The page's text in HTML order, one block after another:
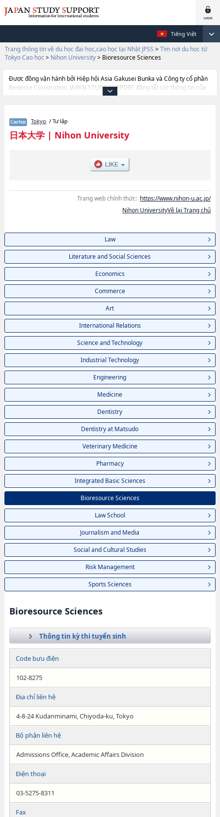
Tiếng Việt
Trang thông tin về du học đại học,cao học tại Nhật JPSS > Tìm nơi du học từ
Tokyo Cao học > Nihon University> Bioresource Sciences
Được đồng vận hành bởi Hiệp hội Asia Gakusei Bunka và Công ty cổ phần
Benesse Corporation, JAPAN STUDY SUPPORT đăng tải các thông tin của
khoảng 1.300 trường đại học, cao học, trường đại học ngắn hạn, trường
thiết dành cho du học sinh, như là về các LawhoặcLiterature and Social
ScienceshoặcEconomicshoặcCommercehoặcArthoặcInternational
RelationshoặcScience and TechnologyhoặcIndustrial
MatsudohoặcVeterinary MedicinehoặcPharmacyhoặcIntegrated Basic
ScienceshoặcBioresource ScienceshoặcLaw SchoolhoặcJournalism and
tuyển như số lượng tuyển sinh, số lượng trúng tuyển, cở sở trang thiết bị,
Tokyo / Tư lập
日本大学| Nihon University
Trang web chính thức: https://www.nihon-u.ac.jp/
Nihon UniversityVề lại Trang chủ
Law
Literature and Social Sciences
Economics
Commerce
Art
International Relations
Science and Technology
Industrial Technology
Engineering
Medicine
Dentistry
Dentistry at Matsudo
Veterinary Medicine
Pharmacy
Integrated Basic Sciences
Bioresource Sciences
Law School
Journalism and Media
Social and Cultural Studies
Risk Management
Sports Sciences
Bioresource Sciences
Thông tin kỳ thi tuyển sinh
Code bưu điện
102-8275
Địa chỉ liên hệ
4-8-24 Kudanminami, Chiyoda-ku, Tokyo
Bộ phận liên hệ
Admissions Office, Academic Affairs Division
Điện thoại
03-5275-8311
Fax